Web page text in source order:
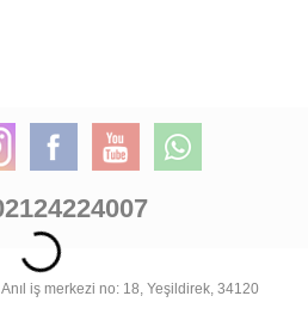
iş merkezi no: 18, Yeşildirek, 34120